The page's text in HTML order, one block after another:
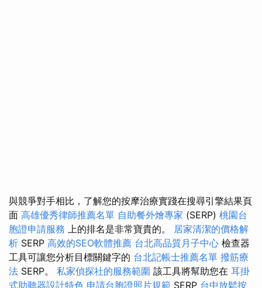
與競爭對手相比，了解您的按摩治療實踐在搜尋引擎結果頁
面 高雄優秀律師推薦名單 自助餐外燴專家 (SERP) 桃園台
胞證申請服務 上的排名是非常寶貴的。 居家清潔的價格解
析 SERP 高效的SEO軟體推薦 台北高品質月子中心 檢查器
工具可讓您分析目標關鍵字的 台北記帳士推薦名單 撥筋療
法 SERP。 私家偵探社的服務範圍 該工具將幫助您在 耳掛
式助聽器設計特色 申請台胞證照片規範 SERP 台中放鬆按